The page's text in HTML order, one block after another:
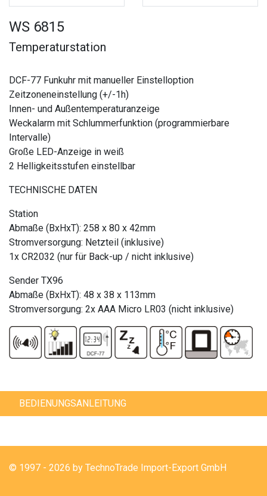
WS 6815
Temperaturstation
DCF-77 Funkuhr mit manueller Einstelloption
Zeitzoneneinstellung (+/-1h)
Innen- und Außentemperaturanzeige
Weckalarm mit Schlummerfunktion (programmierbare
Intervalle)
Große LED-Anzeige in weiß
2 Helligkeitsstufen einstellbar
TECHNISCHE DATEN
Station
Abmaße (BxHxT): 258 x 80 x 42mm
Stromversorgung: Netzteil (inklusive)
1x CR2032 (nur für Back-up / nicht inklusive)
Sender TX96
Abmaße (BxHxT): 48 x 38 x 113mm
Stromversorgung: 2x AAA Micro LR03 (nicht inklusive)
BEDIENUNGSANLEITUNG
© 1997 - 2026 by TechnoTrade Import-Export GmbH